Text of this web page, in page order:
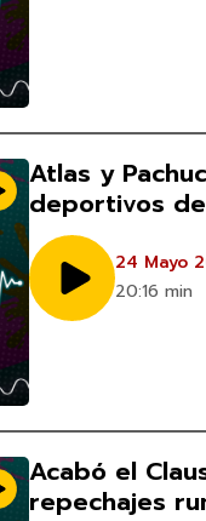
Atlas y
deportivos
24 Mayo
20:16 min
Acabó el
repechajes